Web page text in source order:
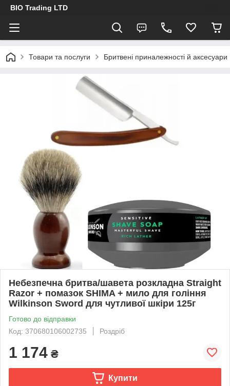
BIO Trading LTD
Товари та послуги Бритвені приналежності й аксесуари
Небезпечна бритва/шавета розкладна Straight
Razor + помазок SHIMA + мило для гоління
Wilkinson Sword для чутливої шкіри 125г
Готово до відправки
Код: 370680106002735
Роздріб
1 174 ₴
Купити